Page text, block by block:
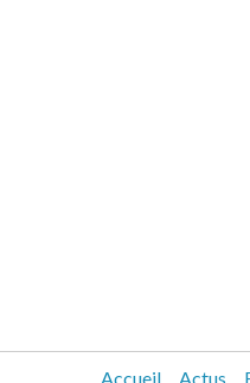
Accueil Actus